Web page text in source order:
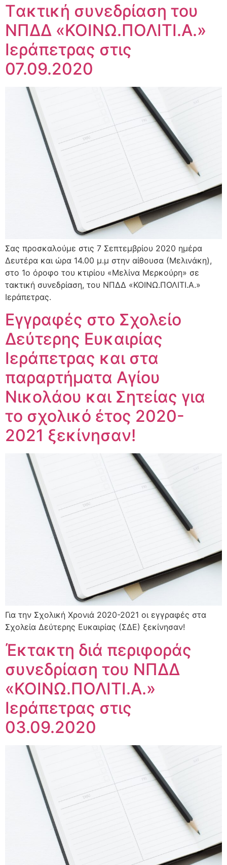
Tακτική συνεδρίαση του
ΝΠΔΔ «ΚΟΙΝΩ.ΠΟΛΙΤΙ.Α.»
Ιεράπετρας στις
07.09.2020
Σας προσκαλούμε στις 7 Σεπτεμβρίου 2020 ημέρα
Δευτέρα και ώρα 14.00 μ.μ στην αίθουσα (Μελινάκη),
στο 1ο όροφο του κτιρίου «Μελίνα Μερκούρη» σε
τακτική συνεδρίαση, του ΝΠΔΔ «ΚΟΙΝΩ.ΠΟΛΙΤΙ.Α.»
Ιεράπετρας.
Εγγραφές στο Σχολείο
Δεύτερης Ευκαιρίας
Ιεράπετρας και στα
παραρτήματα Αγίου
Νικολάου και Σητείας για
το σχολικό έτος 2020-
2021 ξεκίνησαν!
Για την Σχολική Χρονιά 2020-2021 οι εγγραφές στα
Σχολεία Δεύτερης Ευκαιρίας (ΣΔΕ) ξεκίνησαν!
Έκτακτη διά περιφοράς
συνεδρίαση του ΝΠΔΔ
«ΚΟΙΝΩ.ΠΟΛΙΤΙ.Α.»
Ιεράπετρας στις
03.09.2020